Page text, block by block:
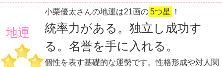
地運
小栗優太さんの地運は21画の5つ星 ！
統率力がある。独立し成功す
る。名誉を手に入れる。
個性を表す基礎的な運勢です。性格形成や対人関